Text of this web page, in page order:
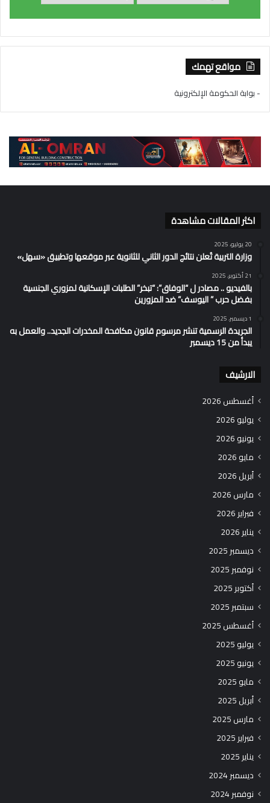
مواقع تهمك
- بوابة الحكومة الإلكترونية
اكثر المقالات مشاهدة
20 يوليو، 2025
وزارة التربية تُعلن نتائج الدور الثاني للثانوية عبر موقعها وتطبيق «سهل»
21 أكتوبر، 2025
بالفيديو .. مصادر ل “الوفاق”: “تبخر” الطلبات الإسكانية لمزوري الجنسية
بفضل حرب ” اليوسف” ضد المزورين
1 ديسمبر، 2025
الجريدة الرسمية تنشر مرسوم قانون مكافحة المخدرات الجديد.. والعمل به
يبدأ من 15 ديسمبر
الارشيف
أغسطس 2026
يوليو 2026
يونيو 2026
مايو 2026
أبريل 2026
مارس 2026
فبراير 2026
يناير 2026
ديسمبر 2025
نوفمبر 2025
أكتوبر 2025
سبتمبر 2025
أغسطس 2025
يوليو 2025
يونيو 2025
مايو 2025
أبريل 2025
مارس 2025
فبراير 2025
يناير 2025
ديسمبر 2024
نوفمبر 2024